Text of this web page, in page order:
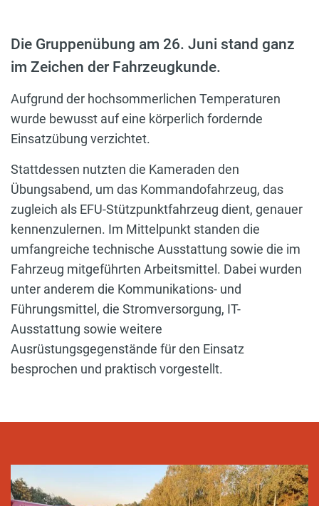
Die Gruppenübung am 26. Juni stand ganz
im Zeichen der Fahrzeugkunde.
Aufgrund der hochsommerlichen Temperaturen
wurde bewusst auf eine körperlich fordernde
Einsatzübung verzichtet.
Stattdessen nutzten die Kameraden den
Übungsabend, um das Kommandofahrzeug, das
zugleich als EFU-Stützpunktfahrzeug dient, genauer
kennenzulernen. Im Mittelpunkt standen die
umfangreiche technische Ausstattung sowie die im
Fahrzeug mitgeführten Arbeitsmittel. Dabei wurden
unter anderem die Kommunikations- und
Führungsmittel, die Stromversorgung, IT-
Ausstattung sowie weitere
Ausrüstungsgegenstände für den Einsatz
besprochen und praktisch vorgestellt.